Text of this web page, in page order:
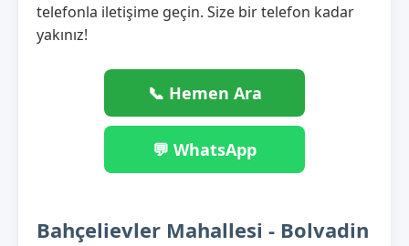
telefonla iletişime geçin. Size bir telefon kadar
yakınız!
📞 Hemen Ara
💬 WhatsApp
Bahçelievler Mahallesi - Bolvadin